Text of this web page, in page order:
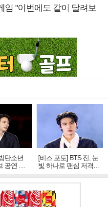
임 "이번에도 같이 달려보
탄소년
공연 중
아우라
[비즈 포토] BTS 진, 눈
빛 하나로 팬심 저격…
독보적 카리스마